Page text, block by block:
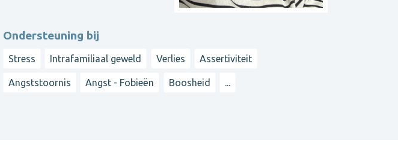
Ondersteuning bij
Stress Intrafamiliaal geweld Verlies Assertiviteit
Angststoornis Angst - Fobieën Boosheid ...